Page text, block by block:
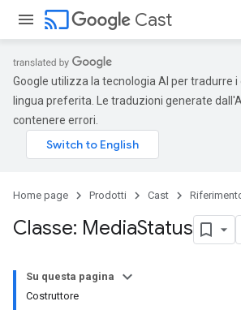
cast Cast
Google utilizza la tecnologia AI per tradurre
lingua preferita. Le traduzioni generate
contenere errori.
Home page Prodotti Cast
Classe: MediaStatus
Su questa pagina
Costruttore